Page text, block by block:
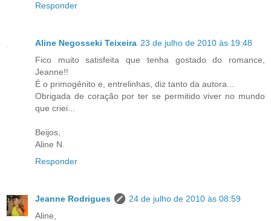
Responder
Aline Negosseki Teixeira 23 de julho de 2010 às 19:48
Fico muito satisfeita que tenha gostado do romance,
Jeanne!!
É o primogênito e, entrelinhas, diz tanto da autora...
Obrigada de coração por ter se permitido viver no mundo
que criei...
Beijos,
Aline N.
Responder
Jeanne Rodrigues
24 de julho de 2010 às 08:59
Aline,